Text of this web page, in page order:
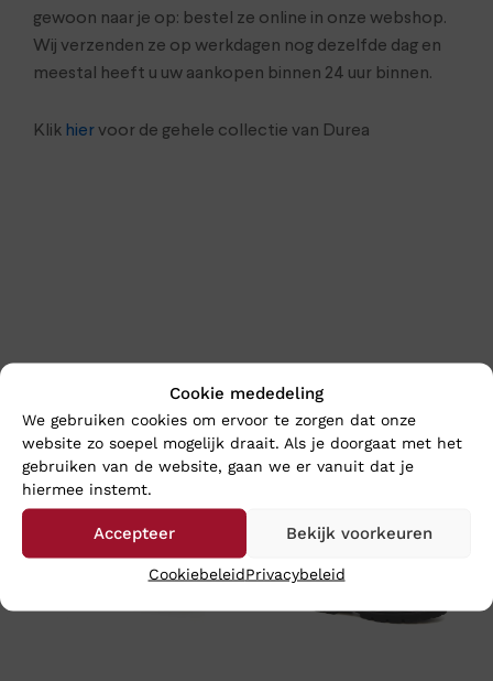
Cookie mededeling
We gebruiken cookies om ervoor te zorgen dat onze
website zo soepel mogelijk draait. Als je doorgaat met het
gebruiken van de website, gaan we er vanuit dat je
hiermee instemt.
Accepteer Bekijk voorkeuren
CookiebeleidPrivacybeleid
gewoon naar je op: bestel ze online in onze webshop.
Wij verzenden ze op werkdagen nog dezelfde dag en
meestal heeft u uw aankopen binnen 24 uur binnen.
Klik hiervoor de gehele collectie van Durea
En wat vind u van deze?
Nieuw